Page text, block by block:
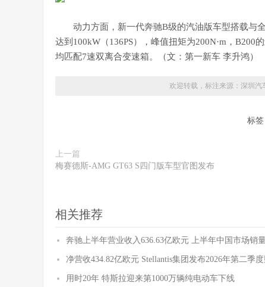
动力方面，新一代奔驰B级的汽油版车型搭载与
达到100kW（136PS），峰值扭矩为200N·m，B200
均匹配7速双离合变速箱。（文：第一新车 李升鸿）
欢迎转载，标注来源： 深圳汽
标签
上一篇
梅赛德斯-AMG GT63 S四门版车型官图发布
相关推荐
奔驰上半年营业收入636.63亿欧元 上半年中国市场销
净营收434.82亿欧元 Stellantis集团发布2026年第二季
用时20年 特斯拉迎来第1000万辆纯电动车下线